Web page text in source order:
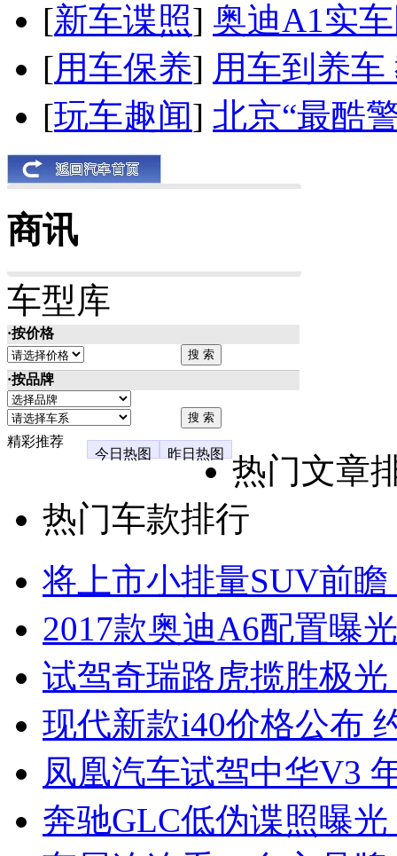
[新车谍照] 奥迪A1实
[用车保养] 用车到养
[玩车趣闻] 北京“最酷
商讯
车型库
·按价格
·按品牌
精彩推荐
今日热图
昨日热图
热门文章
热门车款排行
将上市小排量SUV前
2017款奥迪A6配置曝
试驾奇瑞路虎揽胜极
现代新款i40价格公布
凤凰汽车试驾中华V3
奔驰GLC低伪谍照曝